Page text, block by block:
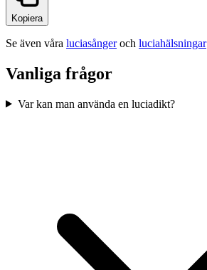
Kopiera
Se även våra luciasångeroch luciahälsningar
Vanliga frågor
Var kan man använda en luciadikt?